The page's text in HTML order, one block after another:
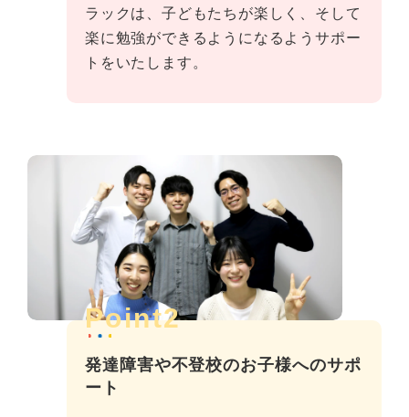
ラックは、子どもたちが楽しく、そして
楽に勉強ができるようになるようサポー
トをいたします。
Point2
発達障害や不登校のお子様へのサポ
ート